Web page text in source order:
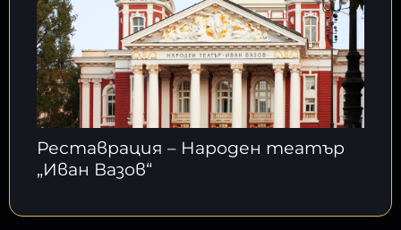
Реставрация – Народен театър
„Иван Вазов“